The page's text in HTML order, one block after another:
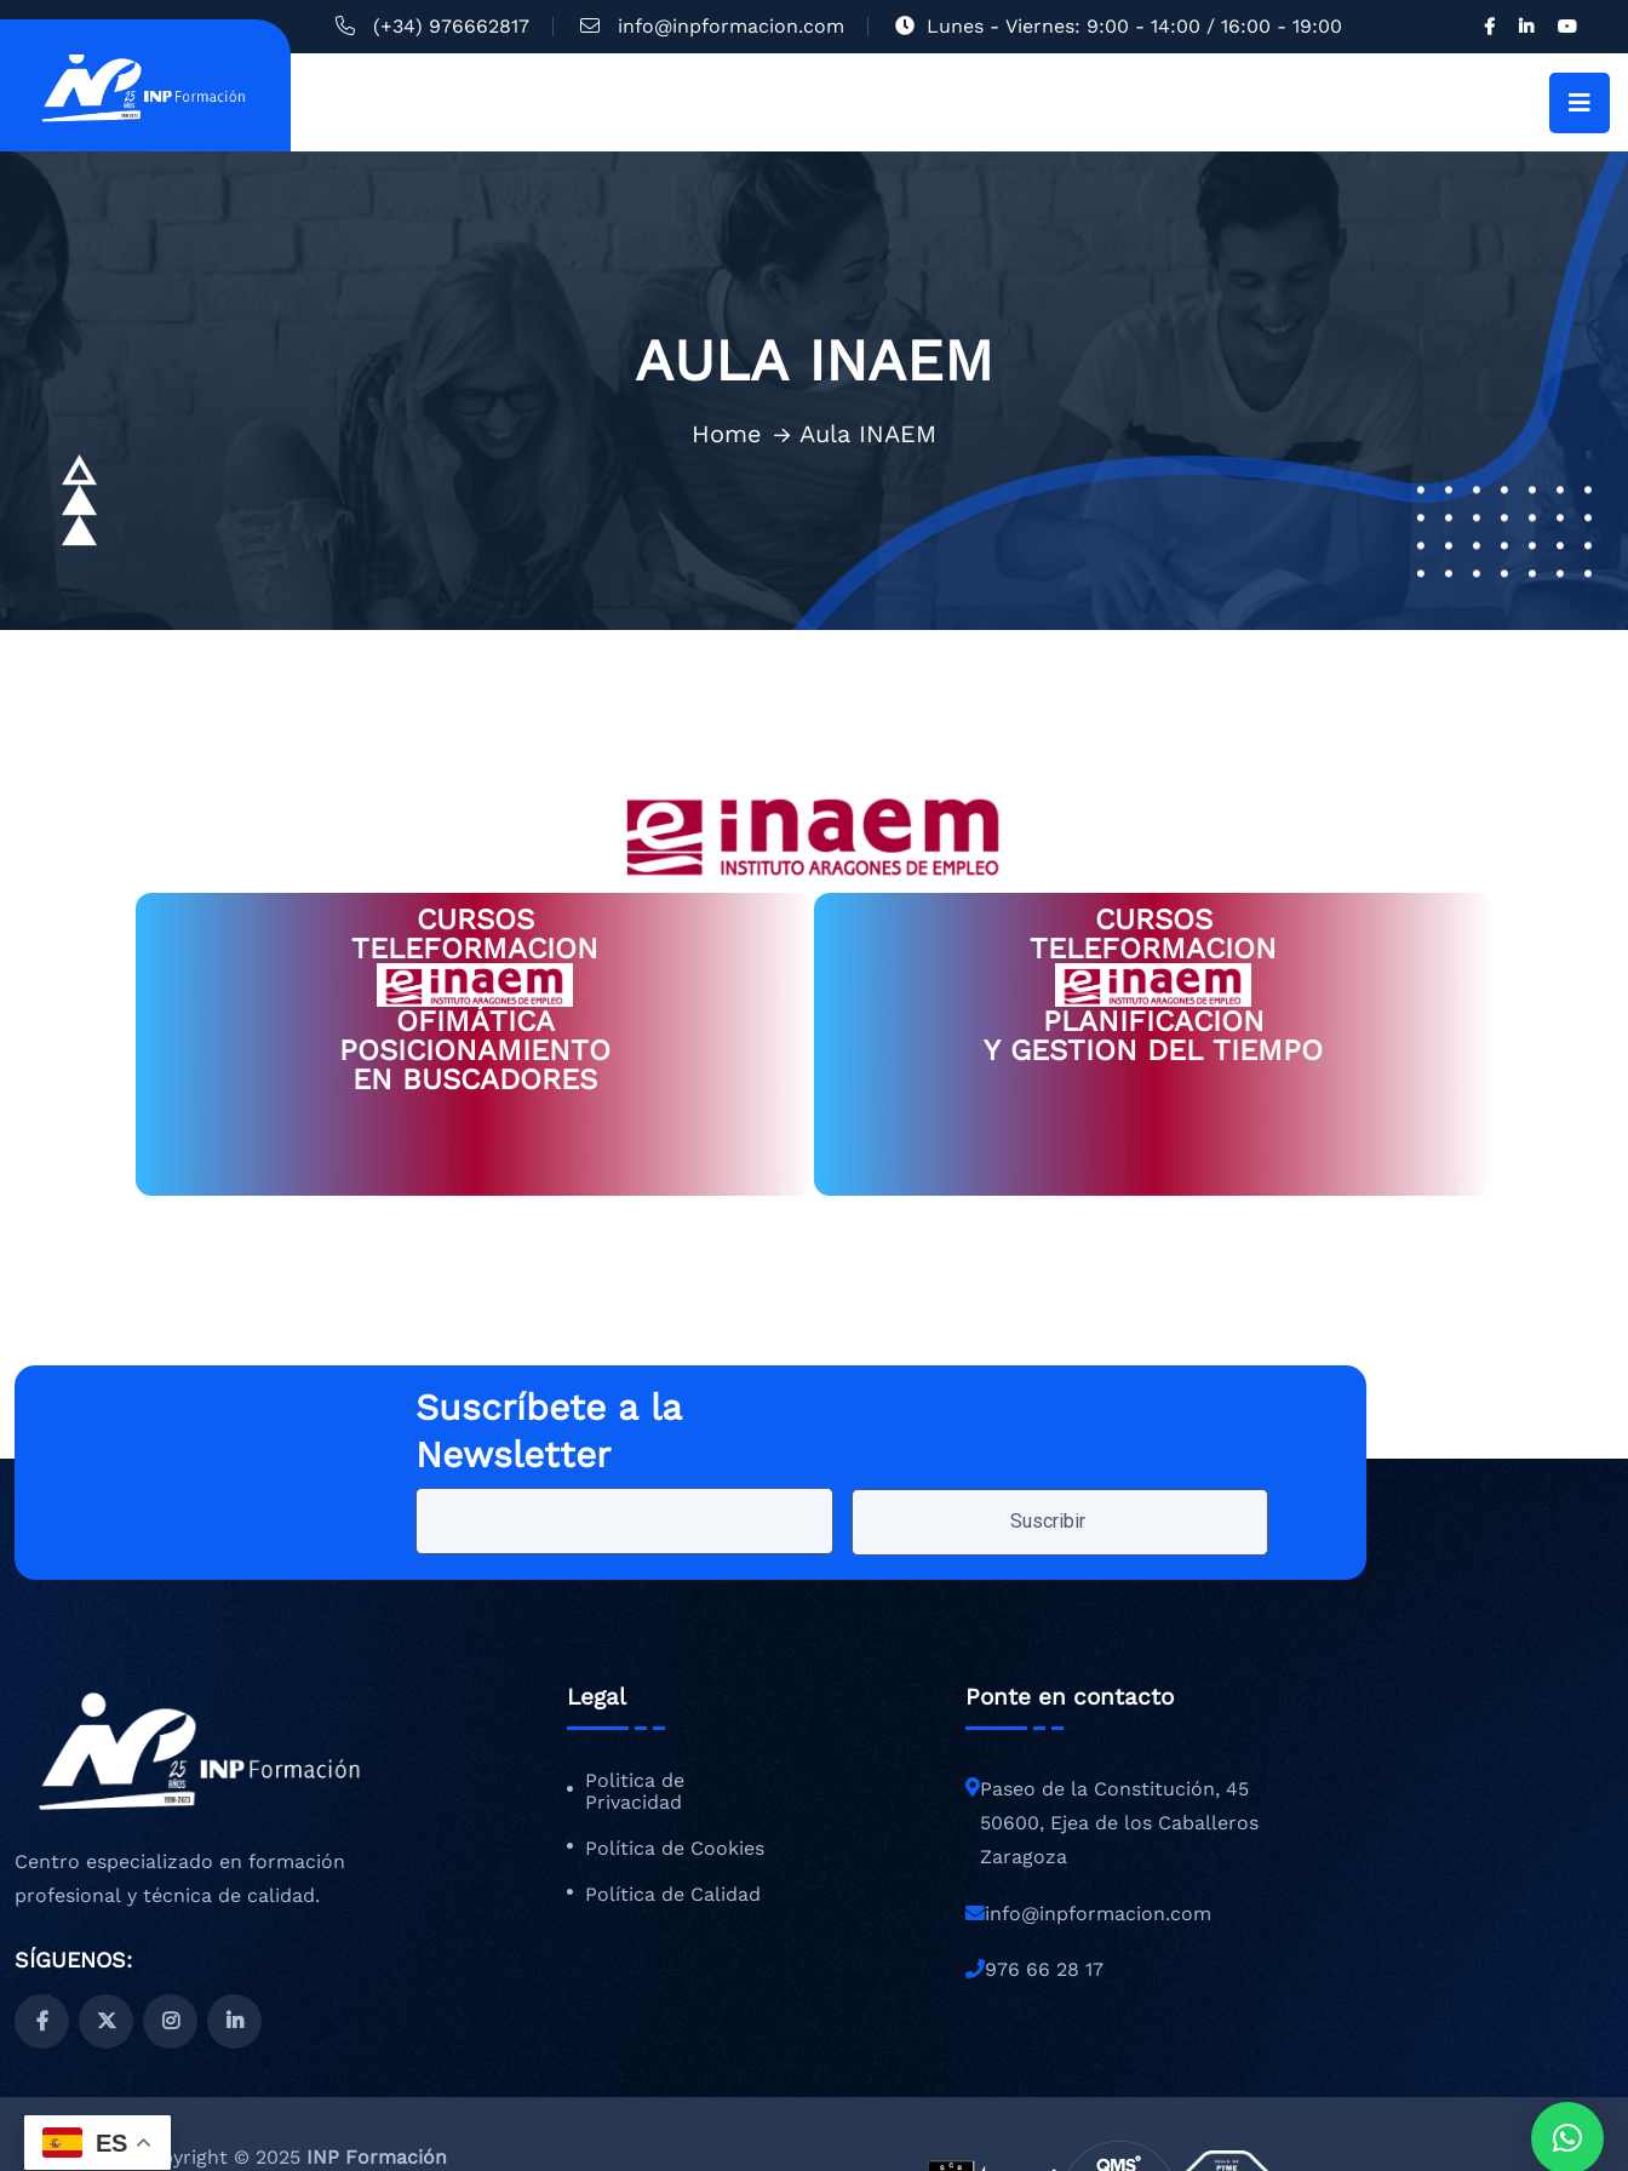
(+34) 976662817 info@inpformacion.com Lunes - Viernes: 9:00 - 14:00 / 16:00 - 19:00
AULA INAEM
Home Aula INAEM
CURSOS
TELEFORMACION
OFIMÁTICA
POSICIONAMIENTO
EN BUSCADORES
CURSOS
TELEFORMACION
PLANIFICACION
Y GESTION DEL TIEMPO
Suscríbete a la
Newsletter
Centro especializado en formación
profesional y técnica de calidad.
SÍGUENOS:
Legal
Politica de
Privacidad
Política de Cookies
Política de Calidad
Ponte en contacto
Paseo de la Constitución, 45
50600, Ejea de los Caballeros
Zaragoza
info@inpformacion.com
976 66 28 17
Copyright © 2025 INP Formación
ES